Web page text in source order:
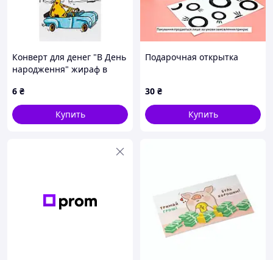
Конверт для денег "В День
народження" жираф в
6 ₴
Купить
Подарочная открытка
30 ₴
Купить